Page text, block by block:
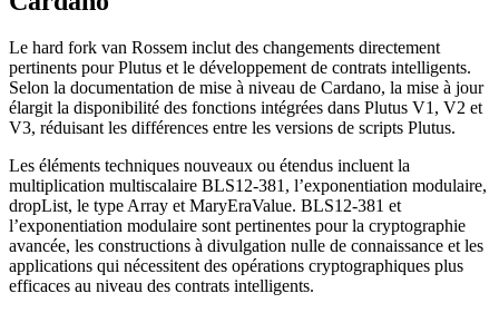
Le hard fork van Rossem inclut des changements directement
pertinents pour Plutus et le développement de contrats intelligents.
Selon la documentation de mise à niveau de Cardano, la mise à jour
élargit la disponibilité des fonctions intégrées dans Plutus V1, V2 et
V3, réduisant les différences entre les versions de scripts Plutus.
Les éléments techniques nouveaux ou étendus incluent la
multiplication multiscalaire BLS12-381, l’exponentiation modulaire,
dropList, le type Array et MaryEraValue. BLS12-381 et
l’exponentiation modulaire sont pertinentes pour la cryptographie
avancée, les constructions à divulgation nulle de connaissance et les
applications qui nécessitent des opérations cryptographiques plus
efficaces au niveau des contrats intelligents.